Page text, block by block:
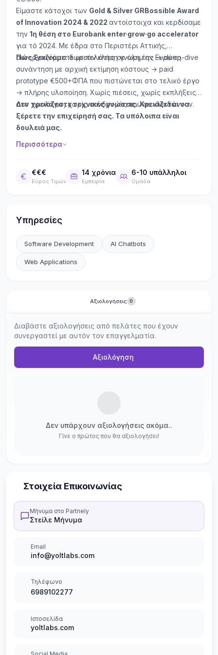
Είμαστε κάτοχοι των Gold & Silver GRBossible Award
of Innovation 2024 & 2022 αντοίστοιχα και κερδίσαμε
την 1η θέση στο Eurobank enter·grow·go accelerator
για τό 2024. Με έδρα στο Περιστέρι Αττικής,
συνεργαζόμαστε με πελάτες σε όλη την Ευρώπη.
Πώς ξεκινάμε:δωρεάν κλήση γνωριμίας → deep-dive
συνάντηση με αρχική εκτίμηση κόστους → paid
prototype €500+ΦΠΑ που πιστώνεται στο τελικό έργο
→ πλήρης υλοποίηση. Χωρίς πιέσεις, χωρίς εκπλήξεις
στο τιμολόγιο, χωρίς συνδρομές που σε κλειδώνουν.
Δεν χρειάζεστε τεχνικές γνώσεις. Χρειάζεται να
ξέρετε την επιχείρησή σας. Τα υπόλοιπα είναι
δουλειά μας.
Περισσότερα
€€€
Εύρος Τιμών
14 χρόνια
Εμπειρία
6-10 υπάλληλοι
Ομάδα
Υπηρεσίες
Software Development AI Chatbots
Web Applications
Αξιολογήσεις 0
Διαβάστε αξιολογήσεις από πελάτες που έχουν
συνεργαστεί με αυτόν τον επαγγελματία.
Αξιολόγηση
Δεν υπάρχουν αξιολογήσεις ακόμα..
Γίνε ο πρώτος που θα αξιολογήσει!
Στοιχεία Επικοινωνίας
Μήνυμα στο Partnely
Στείλε Μήνυμα
Email
info@yoltlabs.com
Τηλέφωνο
6989102277
Ιστοσελίδα
yoltlabs.com